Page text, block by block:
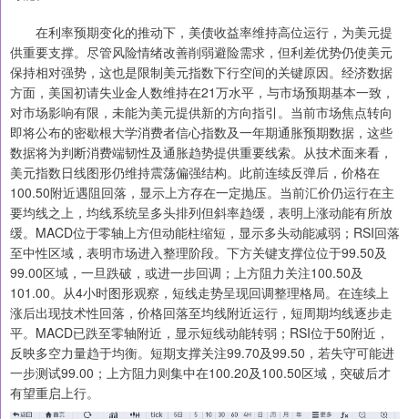
在利率预期变化的推动下，美债收益率维持高位运行，为美元提
供重要支撑。尽管风险情绪改善削弱避险需求，但利差优势仍使美元
保持相对强势，这也是限制美元指数下行空间的关键原因。经济数据
方面，美国初请失业金人数维持在21万水平，与市场预期基本一致，
对市场影响有限，未能为美元提供新的方向指引。当前市场焦点转向
即将公布的密歇根大学消费者信心指数及一年期通胀预期数据，这些
数据将为判断消费端韧性及通胀趋势提供重要线索。从技术面来看，
美元指数日线图形仍维持震荡偏强结构。此前连续反弹后，价格在
100.50附近遇阻回落，显示上方存在一定抛压。当前汇价仍运行在主
要均线之上，均线系统呈多头排列但斜率趋缓，表明上涨动能有所放
缓。MACD位于零轴上方但动能柱缩短，显示多头动能减弱；RSI回落
至中性区域，表明市场进入整理阶段。下方关键支撑位位于99.50及
99.00区域，一旦跌破，或进一步回调；上方阻力关注100.50及
101.00。从4小时图形观察，短线走势呈现回调整理格局。在连续上
涨后出现技术性回落，价格回落至均线附近运行，短周期均线逐步走
平。MACD已跌至零轴附近，显示短线动能转弱；RSI位于50附近，
反映多空力量趋于均衡。短期支撑关注99.70及99.50，若失守可能进
一步测试99.00；上方阻力则集中在100.20及100.50区域，突破后才
有望重启上行。